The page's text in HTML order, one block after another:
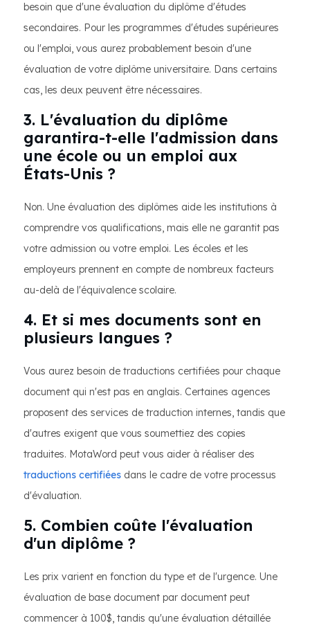
besoin que d'une évaluation du diplôme d'études
secondaires. Pour les programmes d'études supérieures
ou l'emploi, vous aurez probablement besoin d'une
évaluation de votre diplôme universitaire. Dans certains
cas, les deux peuvent être nécessaires.
3. L'évaluation du diplôme
garantira-t-elle l'admission dans
une école ou un emploi aux
États-Unis ?
Non. Une évaluation des diplômes aide les institutions à
comprendre vos qualifications, mais elle ne garantit pas
votre admission ou votre emploi. Les écoles et les
employeurs prennent en compte de nombreux facteurs
au-delà de l'équivalence scolaire.
4. Et si mes documents sont en
plusieurs langues ?
Vous aurez besoin de traductions certifiées pour chaque
document qui n'est pas en anglais. Certaines agences
proposent des services de traduction internes, tandis que
d'autres exigent que vous soumettiez des copies
traduites. MotaWord peut vous aider à réaliser des
traductions certifiées dans le cadre de votre processus
d'évaluation.
5. Combien coûte l'évaluation
d'un diplôme ?
Les prix varient en fonction du type et de l'urgence. Une
évaluation de base document par document peut
commencer à 100$, tandis qu'une évaluation détaillée